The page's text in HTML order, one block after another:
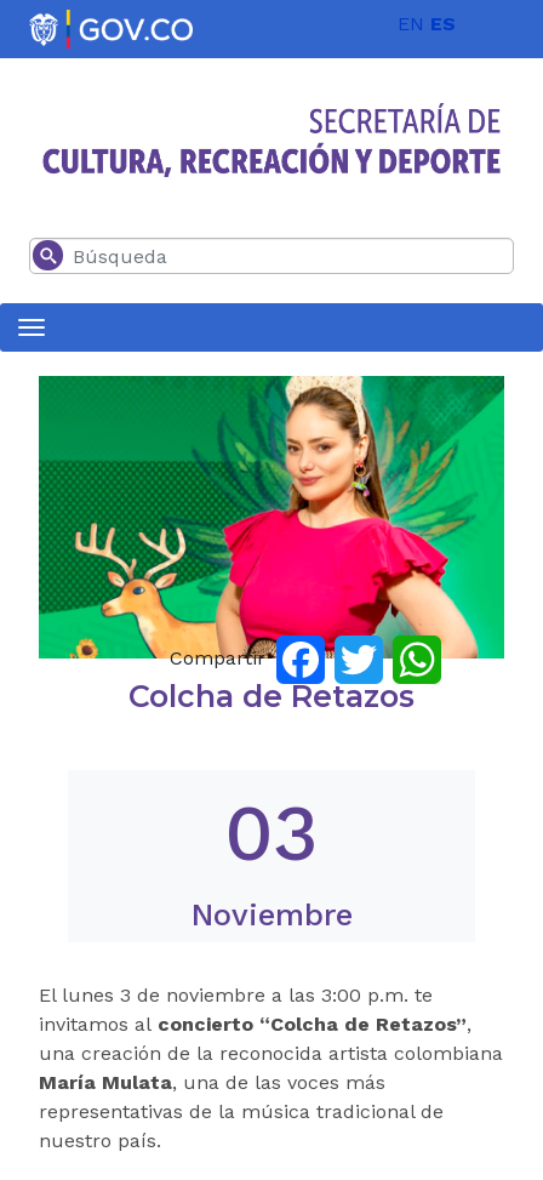
Pasar al contenido principal EN ES
Buscar
Compartir FacebookTwitterWhatsApp
Colcha de Retazos
03
Noviembre
El lunes 3 de noviembre a las 3:00 p.m. te
invitamos al concierto “Colcha de Retazos”,
una creación de la reconocida artista colombiana
María Mulata, una de las voces más
representativas de la música tradicional de
nuestro país.